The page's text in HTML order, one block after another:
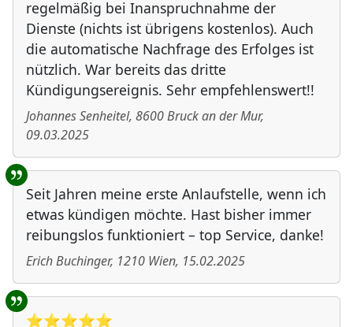
regelmäßig bei Inanspruchnahme der
Dienste (nichts ist übrigens kostenlos). Auch
die automatische Nachfrage des Erfolges ist
nützlich. War bereits das dritte
Kündigungsereignis. Sehr empfehlenswert!!
Johannes Senheitel, 8600Bruck an der Mur,
09.03.2025
Seit Jahren meine erste Anlaufstelle, wenn ich
etwas kündigen möchte. Hast bisher immer
reibungslos funktioniert – top Service, danke!
Erich Buchinger, 1210 Wien, 15.02.2025
⭐️⭐️⭐️⭐️⭐️